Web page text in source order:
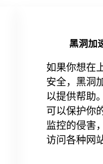
黑洞加
如果你想在
安全，黑洞
以提供帮助
可以保护你
监控的侵害
访问各种网